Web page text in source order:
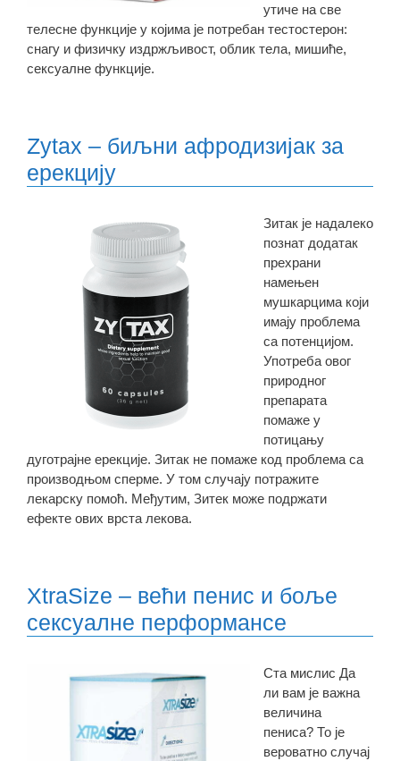
утиче на све
телесне функције у којима је потребан тестостерон:
снагу и физичку издржљивост, облик тела, мишиће,
сексуалне функције.
Zytax – биљни афродизијак за
ерекцију
Зитак је надалеко
познат додатак
прехрани
намењен
мушкарцима који
имају проблема
са потенцијом.
Употреба овог
природног
препарата
помаже у
потицању
дуготрајне ерекције. Зитак не помаже код проблема са
производњом сперме. У том случају потражите
лекарску помоћ. Међутим, Зитек може подржати
ефекте ових врста лекова.
XtraSize – већи пенис и боље
сексуалне перформансе
Ста мислис Да
ли вам је важна
величина
пениса? То је
вероватно случај